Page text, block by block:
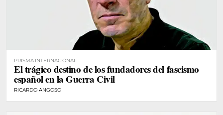
PRISMA INTERNACIONAL
El trágico destino de los fundadores del fascismo
español en la Guerra Civil
RICARDO ANGOSO